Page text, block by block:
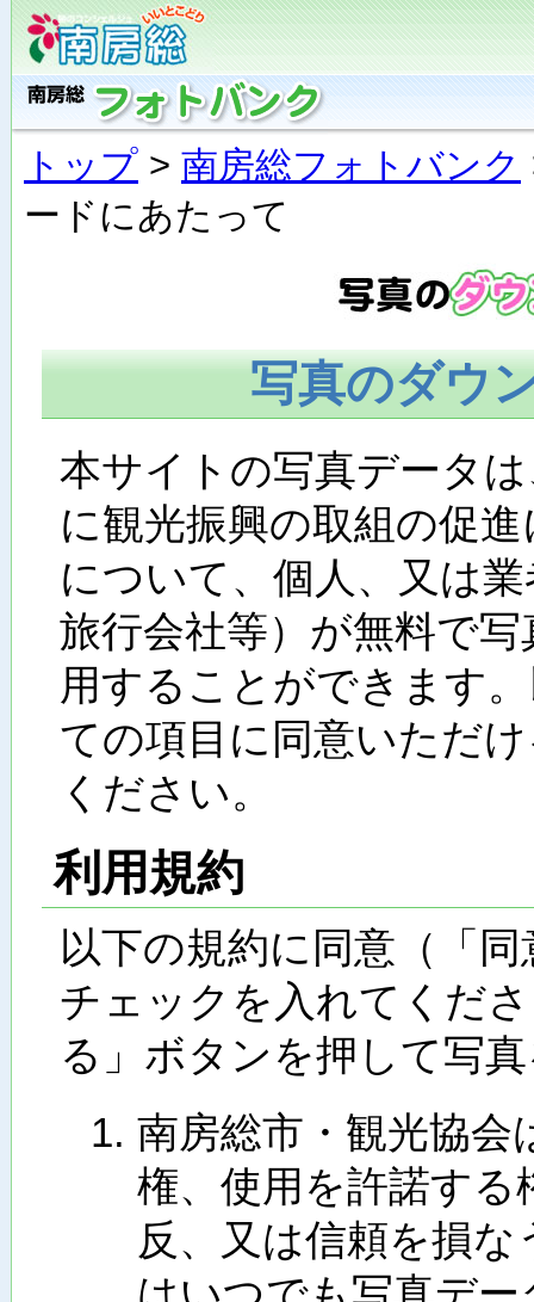
トップ > 南房総フォトバンク
ードにあたって
写真のダウ
本サイトの写真データ
に観光振興の取組の促
について、個人、又は
旅行会社等）が無料で
用することができます
ての項目に同意いただ
ください。
利用規約
以下の規約に同意（「
チェックを入れてくだ
る」ボタンを押して写
南房総市・観光協会
権、使用を許諾す
反、又は信頼を損